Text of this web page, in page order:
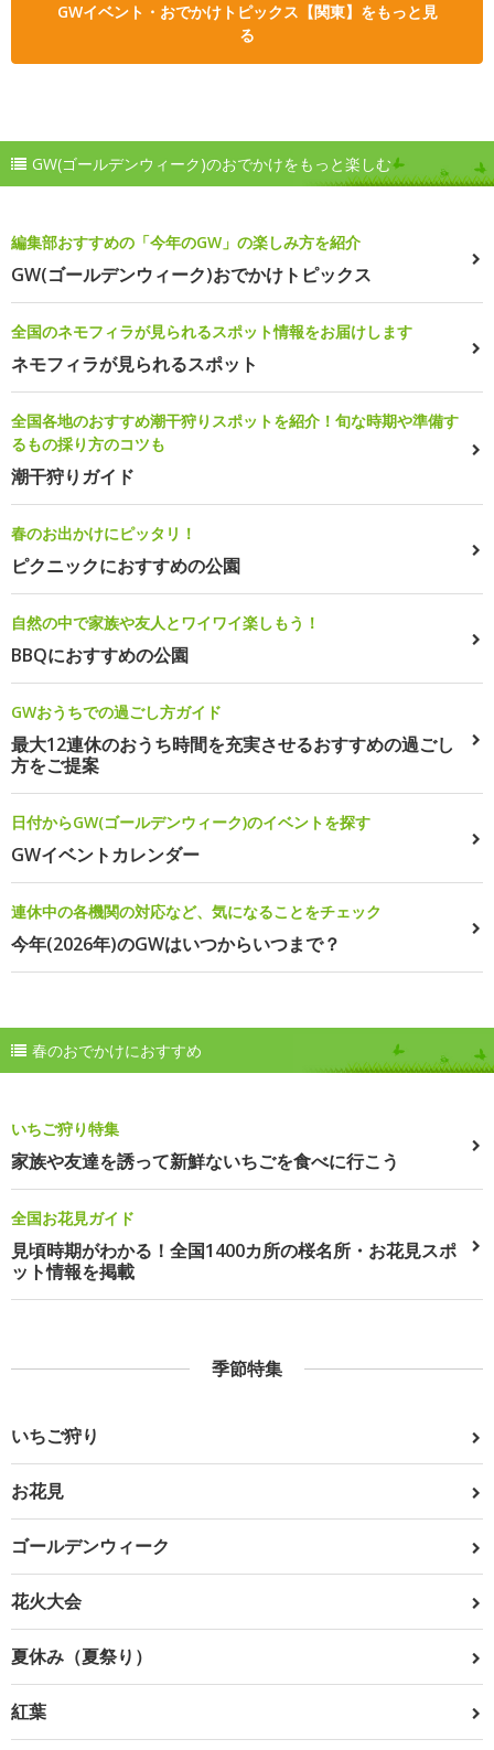
GWイベント・おでかけトピックス【関東】をもっと見
る
GW(ゴールデンウィーク)のおでかけをもっと楽しむ
編集部おすすめの「今年のGW」の楽しみ方を紹介
GW(ゴールデンウィーク)おでかけトピックス
全国のネモフィラが見られるスポット情報をお届けします
ネモフィラが見られるスポット
全国各地のおすすめ潮干狩りスポットを紹介！旬な時期や準備す
るもの採り方のコツも
潮干狩りガイド
春のお出かけにピッタリ！
ピクニックにおすすめの公園
自然の中で家族や友人とワイワイ楽しもう！
BBQにおすすめの公園
GWおうちでの過ごし方ガイド
最大12連休のおうち時間を充実させるおすすめの過ごし
方をご提案
日付からGW(ゴールデンウィーク)のイベントを探す
GWイベントカレンダー
連休中の各機関の対応など、気になることをチェック
今年(2026年)のGWはいつからいつまで？
春のおでかけにおすすめ
いちご狩り特集
家族や友達を誘って新鮮ないちごを食べに行こう
全国お花見ガイド
見頃時期がわかる！全国1400カ所の桜名所・お花見スポ
ット情報を掲載
季節特集
いちご狩り
お花見
ゴールデンウィーク
花火大会
夏休み（夏祭り）
紅葉